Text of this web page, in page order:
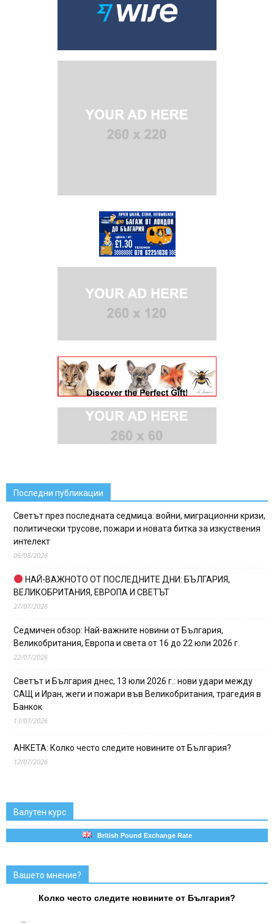
Последни публикации
Светът през последната седмица: войни, миграционни кризи,
политически трусове, пожари и новата битка за изкуствения
интелект
06/08/2026
НАЙ-ВАЖНОТО ОТ ПОСЛЕДНИТЕ ДНИ: БЪЛГАРИЯ,
ВЕЛИКОБРИТАНИЯ, ЕВРОПА И СВЕТЪТ
27/07/2026
Седмичен обзор: Най-важните новини от България,
Великобритания, Европа и света от 16 до 22 юли 2026 г.
22/07/2026
Светът и България днес, 13 юли 2026 г.: нови удари между
САЩ и Иран, жеги и пожари във Великобритания, трагедия в
Банкок
13/07/2026
АНКЕТА: Колко често следите новините от България?
12/07/2026
Валутен курс
British Pound Exchange Rate
Вашето мнение?
Колко често следите новините от България?